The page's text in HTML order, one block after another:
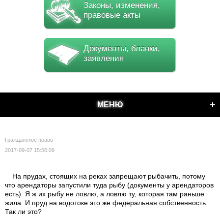
Законы, изменения,
правовые акты
Документы, бланки,
заявления
МЕНЮ
Гражданское право
2017-09-07 15:56:09
На прудах, стоящих на реках запрещают рыбачить, потому
что арендаторы запустили туда рыбу (документы у арендаторов
есть). Я ж их рыбу не ловлю, а ловлю ту, которая там раньше
жила. И пруд на водотоке это же федеральная собственность.
Так ли это?